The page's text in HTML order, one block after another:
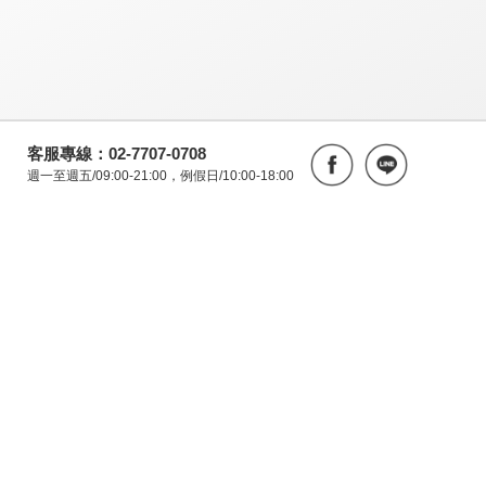
客服專線：02-7707-0708
週一至週五/09:00-21:00，例假日/10:00-18:00